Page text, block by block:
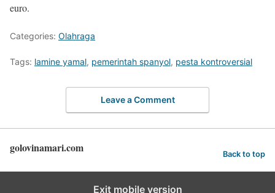
euro.
Categories: Olahraga
Tags: lamine yamal, pemerintah spanyol, pesta kontroversial
Leave a Comment
golovinamari.com Back to top
Exit mobile version